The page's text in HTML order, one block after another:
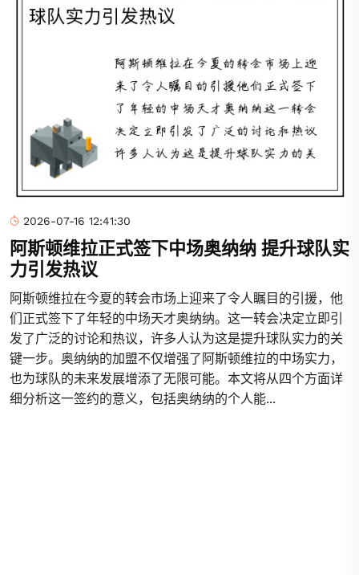
2026-07-16 12:41:30
阿斯顿维拉正式签下中场奥纳纳 提升球队实
力引发热议
阿斯顿维拉在今夏的转会市场上迎来了令人瞩目的引援，他
们正式签下了年轻的中场天才奥纳纳。这一转会决定立即引
发了广泛的讨论和热议，许多人认为这是提升球队实力的关
键一步。奥纳纳的加盟不仅增强了阿斯顿维拉的中场实力，
也为球队的未来发展增添了无限可能。本文将从四个方面详
细分析这一签约的意义，包括奥纳纳的个人能...